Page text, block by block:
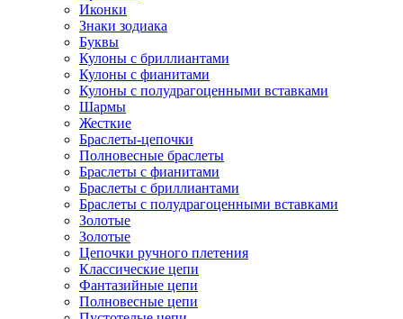
Иконки
Знаки зодиака
Буквы
Кулоны с бриллиантами
Кулоны с фианитами
Кулоны с полудрагоценными вставками
Шармы
Жесткие
Браслеты-цепочки
Полновесные браслеты
Браслеты с фианитами
Браслеты с бриллиантами
Браслеты с полудрагоценными вставками
Золотые
Золотые
Цепочки ручного плетения
Классические цепи
Фантазийные цепи
Полновесные цепи